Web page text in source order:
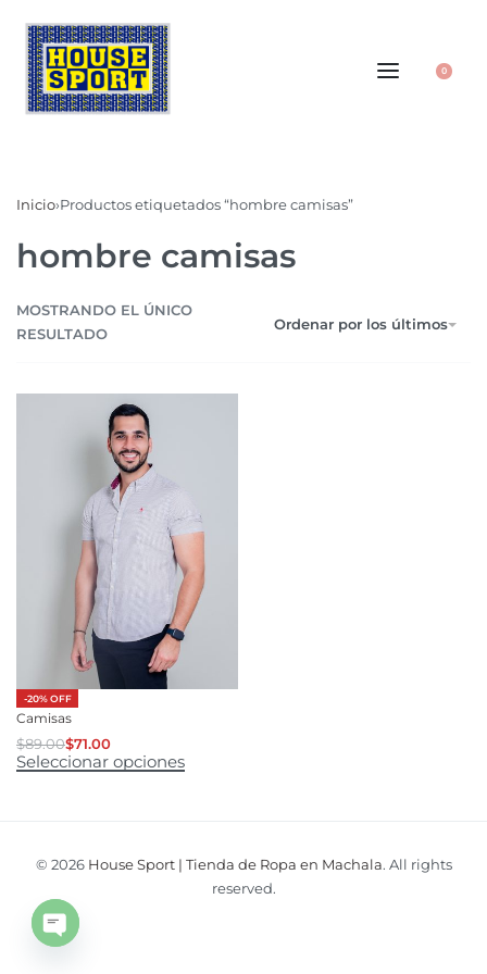
0
Inicio›Productos etiquetados “hombre camisas”
hombre camisas
MOSTRANDO EL ÚNICO
RESULTADO
Ordenar por los últimos
-20% OFF
Camisas
$89.00$71.00
Seleccionar opciones
© 2026 House Sport | Tienda de Ropa en Machala. All rights
reserved.
Open